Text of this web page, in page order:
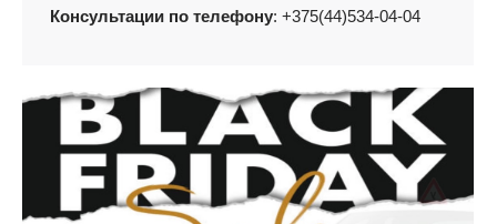
Консультации по телефону: +375(44)534-04-04